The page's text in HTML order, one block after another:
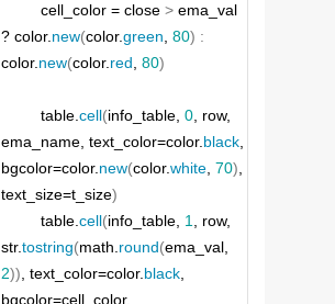
        cell_color = close
> ema_val
? color.new(color.green, 80) :
color.new(color.red, 80)
        table.
cell(info_table, 0, row,
ema_name, text_color=color.black,
bgcolor=color.new(color.white, 70),
text_size=t_size)
        table.
cell(info_table, 1, row,
str.tostring(math.round(
2)), text_color=color.black,
bgcolor=cell_color,